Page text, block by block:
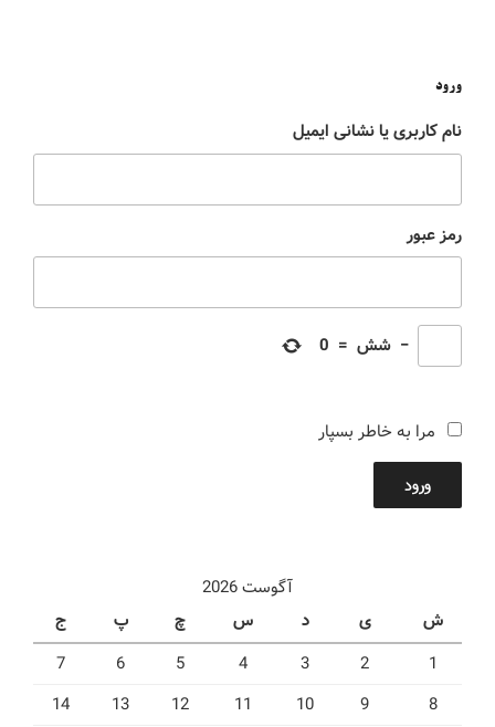
ورود
نام کاربری یا نشانی ایمیل
رمز عبور
− شش =
0
مرا به خاطر بسپار
ورود
آگوست 2026
ش
ی د س چ پ
ج
1
2
3
4
5
6
7
8
9
10
11
12
13
14